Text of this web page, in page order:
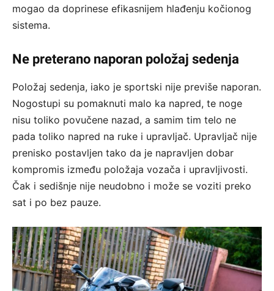
mogao da doprinese efikasnijem hlađenju kočionog
sistema.
Ne preterano naporan položaj sedenja
Položaj sedenja, iako je sportski nije previše naporan.
Nogostupi su pomaknuti malo ka napred, te noge
nisu toliko povučene nazad, a samim tim telo ne
pada toliko napred na ruke i upravljač. Upravljač nije
prenisko postavljen tako da je napravljen dobar
kompromis između položaja vozača i upravljivosti.
Čak i sedišnje nije neudobno i može se voziti preko
sat i po bez pauze.